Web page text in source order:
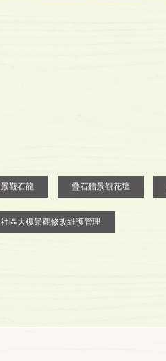
景觀石龍 疊石牆景觀花壇
社區大樓景觀修改維護管理